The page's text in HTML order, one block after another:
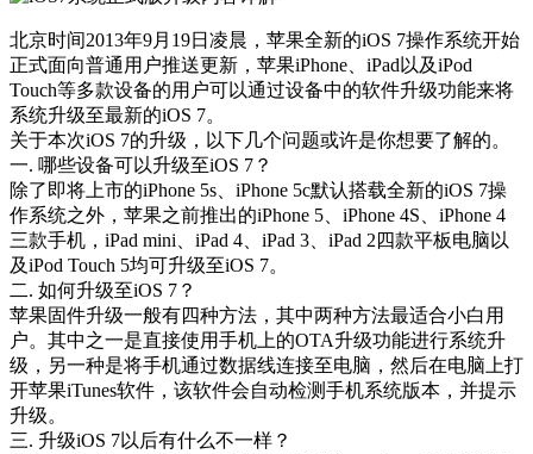
北京时间2013年9月19日凌晨，苹果全新的iOS 7操作系统开始
正式面向普通用户推送更新，苹果iPhone、iPad以及iPod
Touch等多款设备的用户可以通过设备中的软件升级功能来将
系统升级至最新的iOS 7。
关于本次iOS 7的升级，以下几个问题或许是你想要了解的。
一. 哪些设备可以升级至iOS 7？
除了即将上市的iPhone 5s、iPhone 5c默认搭载全新的iOS 7操
作系统之外，苹果之前推出的iPhone 5、iPhone 4S、iPhone 4
三款手机，iPad mini、iPad 4、iPad 3、iPad 2四款平板电脑以
及iPod Touch 5均可升级至iOS 7。
二. 如何升级至iOS 7？
苹果固件升级一般有四种方法，其中两种方法最适合小白用
户。其中之一是直接使用手机上的OTA升级功能进行系统升
级，另一种是将手机通过数据线连接至电脑，然后在电脑上打
开苹果iTunes软件，该软件会自动检测手机系统版本，并提示
升级。
三. 升级iOS 7以后有什么不一样？